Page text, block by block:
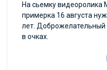
На сьемку видеоролика
примерка 16 августа
лет. Доброжелательный
в очках.